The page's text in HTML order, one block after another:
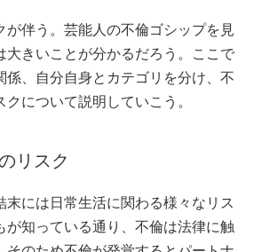
が伴う。芸能人の不倫ゴシップを見
大きいことが分かるだろう。ここで
係、自分自身とカテゴリを分け、不
について説明していこう。
リスク
末には日常生活に関わる様々なリス
が知っている通り、不倫は法律に触